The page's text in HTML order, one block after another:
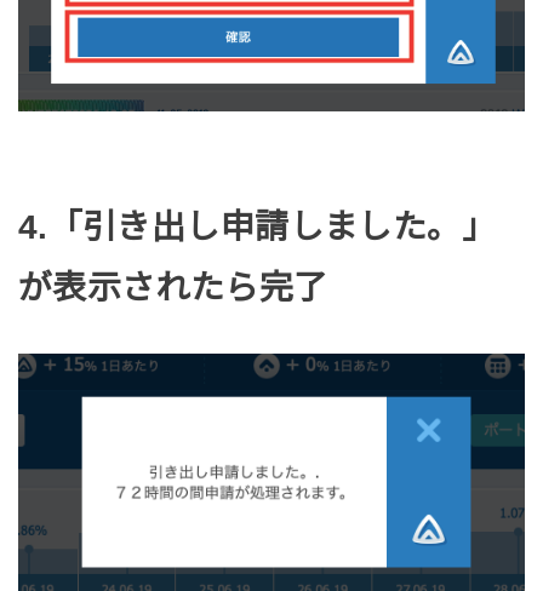
4.「引き出し申請しました。」
が表示されたら完了